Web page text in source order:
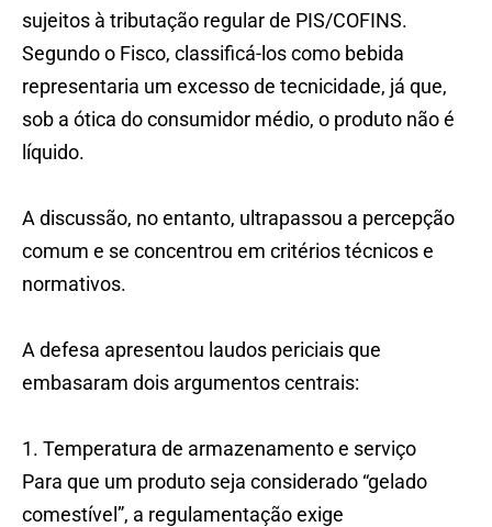
sujeitos à tributação regular de PIS/COFINS.
Segundo o Fisco, classificá-los como bebida
representaria um excesso de tecnicidade, já que,
sob a ótica do consumidor médio, o produto não é
líquido.
A discussão, no entanto, ultrapassou a percepção
comum e se concentrou em critérios técnicos e
normativos.
A defesa apresentou laudos periciais que
embasaram dois argumentos centrais:
1.⁠ ⁠Temperatura de armazenamento e serviço
Para que um produto seja considerado “gelado
comestível”, a regulamentação exige